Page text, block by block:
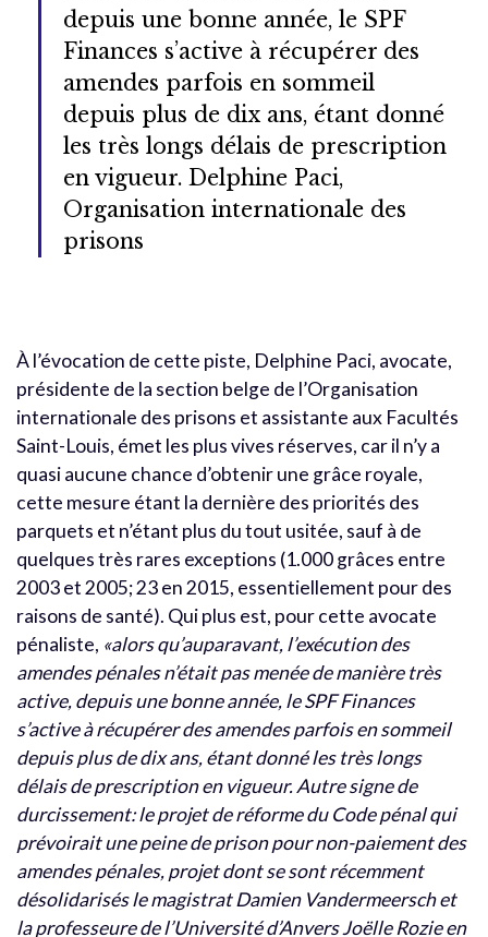
depuis une bonne année, le SPF
Finances s’active à récupérer des
amendes parfois en sommeil
depuis plus de dix ans, étant donné
les très longs délais de prescription
en vigueur. Delphine Paci,
Organisation internationale des
prisons
À l’évocation de cette piste, Delphine Paci, avocate,
présidente de la section belge de l’Organisation
internationale des prisons et assistante aux Facultés
Saint-Louis, émet les plus vives réserves, car il n’y a
quasi aucune chance d’obtenir une grâce royale,
cette mesure étant la dernière des priorités des
parquets et n’étant plus du tout usitée, sauf à de
quelques très rares exceptions (1.000 grâces entre
2003 et 2005; 23 en 2015, essentiellement pour des
raisons de santé). Qui plus est, pour cette avocate
pénaliste, «alors qu’auparavant, l’exécution des
amendes pénales n’était pas menée de manière très
active, depuis une bonne année, le SPF Finances
s’active à récupérer des amendes parfois en sommeil
depuis plus de dix ans, étant donné les très longs
délais de prescription en vigueur. Autre signe de
durcissement: le projet de réforme du Code pénal qui
prévoirait une peine de prison pour non-paiement des
amendes pénales, projet dont se sont récemment
désolidarisés le magistrat Damien Vandermeersch et
la professeure de l’Université d’Anvers Joëlle Rozie en